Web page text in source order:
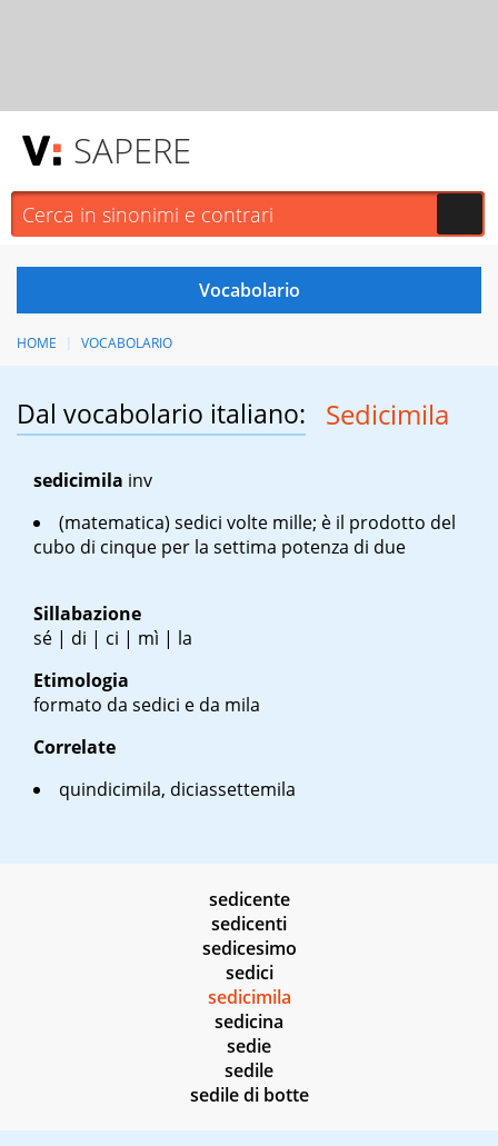
SAPERE
HOME VOCABOLARIO
Dal vocabolario italiano: Sedicimila
sedicimila inv
(matematica) sedici volte mille; è il prodotto del
cubo di cinque per la settima potenza di due
Sillabazione
sé | di | ci | mì | la
Etimologia
formato da sedici e da mila
Correlate
quindicimila, diciassettemila
sedicente
sedicenti
sedicesimo
sedici
sedicimila
sedicina
sedie
sedile
sedile di botte